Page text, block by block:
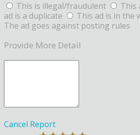
This is illegal/fraudulent This
ad is a duplicate
This ad is in the
The ad goes against posting rules
Provide More Detail
Cancel Report